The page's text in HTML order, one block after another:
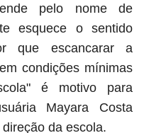
pelo nome de
esquece o sentido
que escancarar a
condições mínimas
é motivo para
Mayara Costa
da escola.